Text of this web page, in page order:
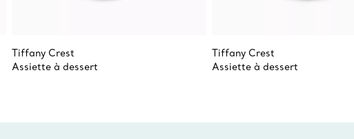
Tiffany Crest
Assiette à dessert
Tiffany Crest
Assiette à dessert